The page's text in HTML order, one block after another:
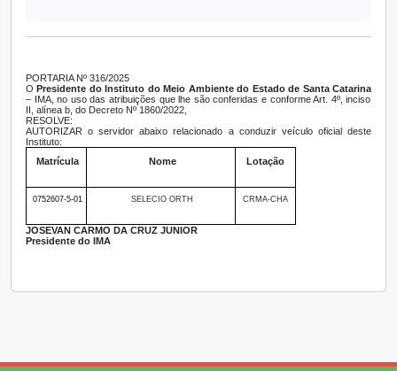
PORTARIA Nº 316/2025
OPresidente do Instituto do Meio Ambiente do Estado de Santa Catarina
– IMA, no uso das atribuições que lhe são conferidas e conforme Art. 4º, inciso
II, alínea b, do Decreto Nº 1860/2022,
RESOLVE:
AUTORIZAR o servidor abaixo relacionado a conduzir veículo oficial deste
Instituto:
Matrícula
Nome Lotação
0752607-5-01 SELECIO ORTH CRMA-CHA
JOSEVAN CARMO DA CRUZ JUNIOR
Presidente do IMA